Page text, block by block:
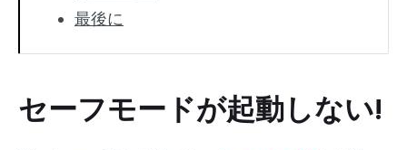
最後に
セーフモードが起動しない!